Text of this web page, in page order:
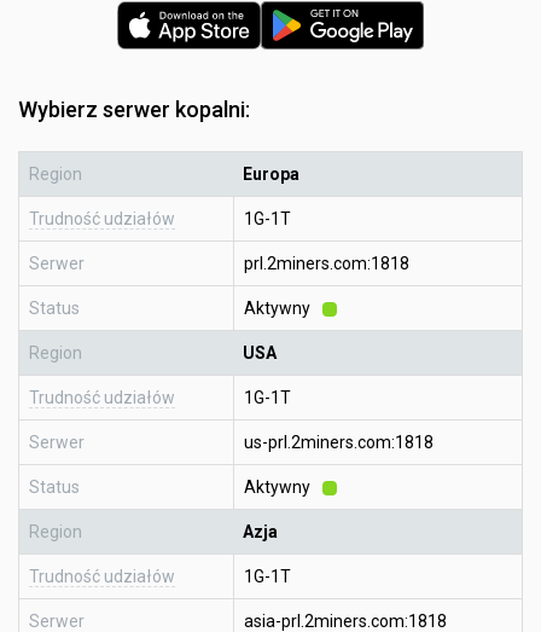
Wybierz serwer kopalni:
Region Europa
Trudność udziałów 1G-1T
Serwer prl.2miners.com:1818
Status Aktywny
Region USA
Trudność udziałów 1G-1T
Serwer us-prl.2miners.com:1818
Status Aktywny
Region Azja
Trudność udziałów 1G-1T
Serwer asia-prl.2miners.com:1818